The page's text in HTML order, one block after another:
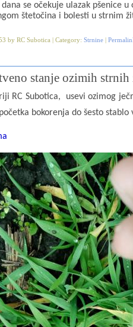
se očekuje ulazak pšenice
štetočina i bolesti u strnim
by RC Subotica | Category: Strnine
stanje ozimih strnih
RC Subotica, usevi ozimog
bokorenja do šesto stablo